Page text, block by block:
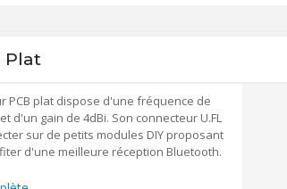
Plat
PCB plat dispose d'une fréquence de
d'un gain de 4dBi. Son connecteur U.FL
sur de petits modules DIY proposant
d'une meilleure réception Bluetooth.